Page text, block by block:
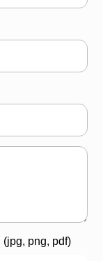
png, pdf)